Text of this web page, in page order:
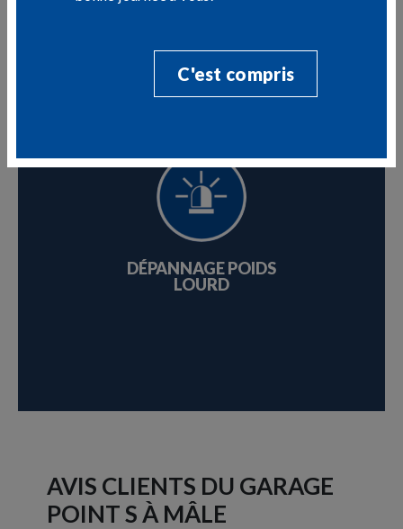
C'est compris
DÉPANNAGE POIDS
LOURD
AVIS CLIENTS DU GARAGE
POINT S À MÂLE